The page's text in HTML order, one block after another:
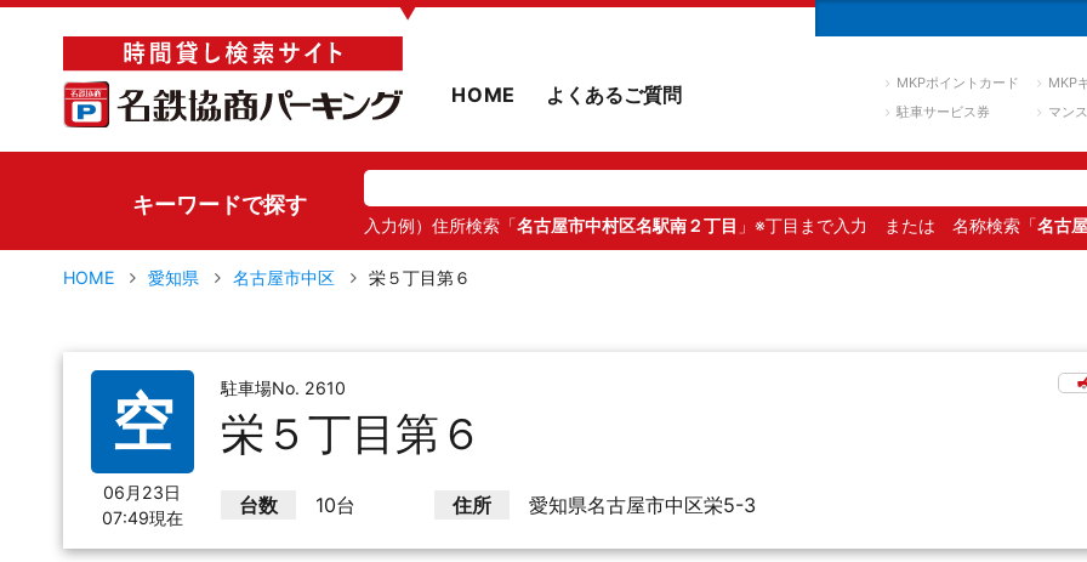
▼
HOME よくあるご質問 MKPポイントカード
MKP
駐車サービス券
マン
キーワードで探す
入力例）住所検索「名古屋市中村区名駅南２丁目 」※丁目まで入力 または 名称検索「名古
HOME 愛知県 名古屋市中区 栄５丁目第６
空
06月23日
07:49現在
駐車場No. 2610
栄５丁目第６
台数 10台 住所 愛知県名古屋市中区栄5-3